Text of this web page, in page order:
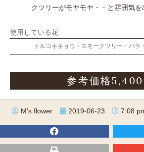
クツリーがモヤモヤ・・と雰囲気を
使用している花
トルコキキョウ・スモークツリー・バラ
参考価格5,400
M’s flower 2019-06-23 7:08